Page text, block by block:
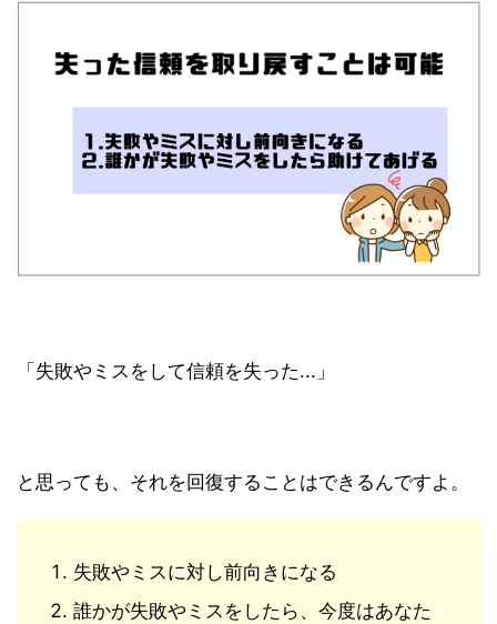
「失敗やミスをして信頼を失った...」
と思っても、それを回復することはできるんですよ。
失敗やミスに対し前向きになる
誰かが失敗やミスをしたら、今度はあなた